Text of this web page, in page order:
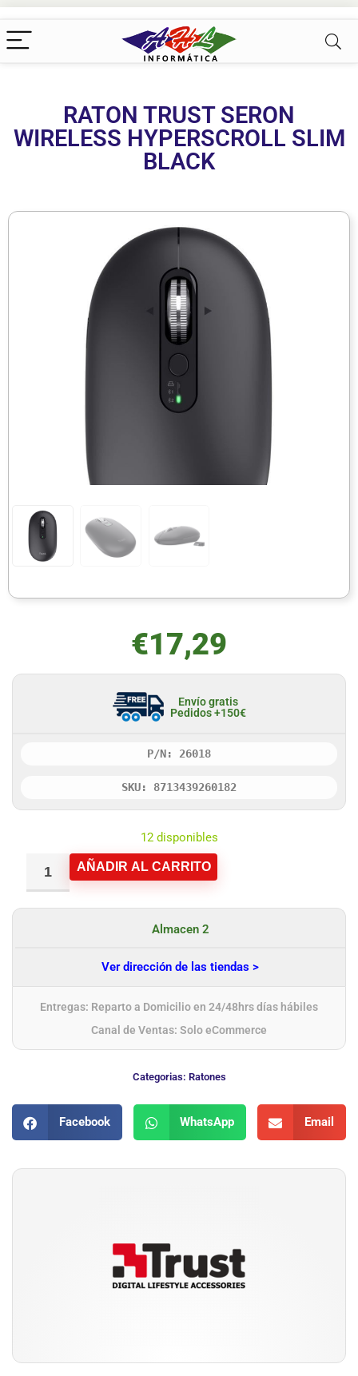
RATON TRUST SERON
WIRELESS HYPERSCROLL SLIM
BLACK
€17,29
Envío gratis
Pedidos +150€
P/N: 26018
SKU: 8713439260182
12 disponibles
AÑADIR AL CARRITO
Almacen 2
Ver dirección de las tiendas >
Entregas: Reparto a Domicilio en 24/48hrs días hábiles
Canal de Ventas: Solo eCommerce
Categorias: Ratones
Facebook WhatsApp Email